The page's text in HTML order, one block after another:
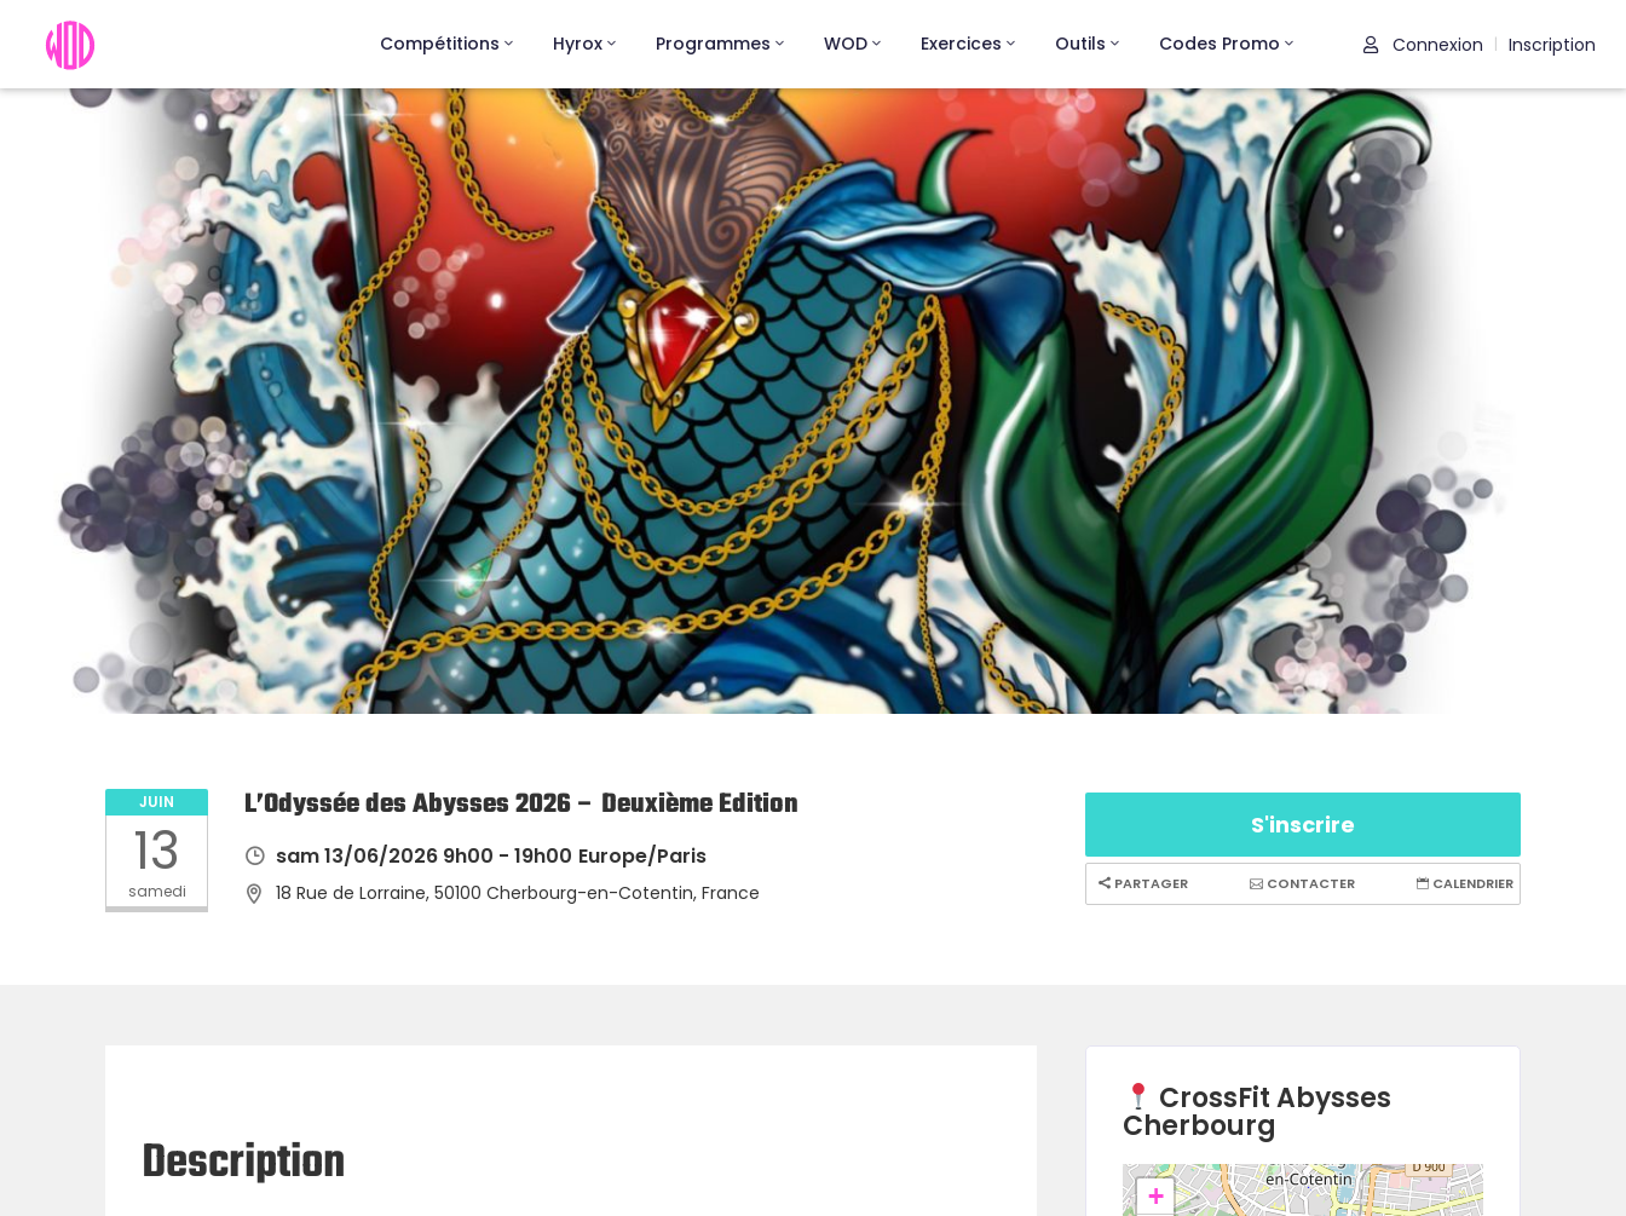
Compétitions Hyrox Programmes WOD Exercices Outils Codes Promo Connexion Inscription
JUIN
13
samedi
L’Odyssée des Abysses 2026 – Deuxième Edition
sam 13/06/2026 9h00 - 19h00 Europe/Paris
18 Rue de Lorraine, 50100 Cherbourg-en-Cotentin, France
S'inscrire
PARTAGER CONTACTER CALENDRIER
Description
CrossFit Abysses
Cherbourg
+